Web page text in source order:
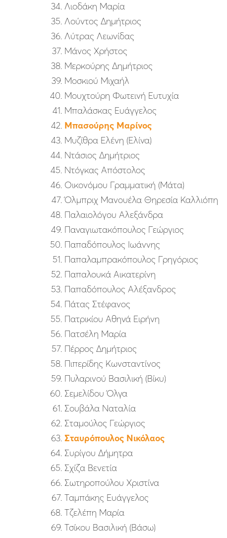
Λιοδάκη Μαρία
Λούντος Δημήτριος
Λύτρας Λεωνίδας
Μάνος Χρήστος
Μερκούρης Δημήτριος
Μοσκιού Μιχαήλ
Μουχτούρη Φωτεινή Ευτυχία
Μπαλάσκας Ευάγγελος
Μπασούρης Μαρίνος
Μυζίθρα Ελένη (Ελίνα)
Ντάσιος Δημήτριος
Ντόγκας Απόστολος
Οικονόμου Γραμματική (Μάτα)
Όλμπριχ Μανουέλα Θηρεσία Καλλιόπη
Παλαιολόγου Αλεξάνδρα
Παναγιωτακόπουλος Γεώργιος
Παπαδόπουλος Ιωάννης
Παπαλαμπρακόπουλος Γρηγόριος
Παπαλουκά Αικατερίνη
Παπαδόπουλος Αλέξανδρος
Πάτας Στέφανος
Πατρικίου Αθηνά Ειρήνη
Πατσέλη Μαρία
Πέρρος Δημήτριος
Πιπερίδης Κωνσταντίνος
Πυλαρινού Βασιλική (Βίκυ)
Σεμελίδου Όλγα
Σουβάλα Ναταλία
Σταμούλος Γεώργιος
Σταυρόπουλος Νικόλαος
Συρίγου Δήμητρα
Σχίζα Βενετία
Σωτηροπούλου Χριστίνα
Ταμπάκης Ευάγγελος
Τζελέπη Μαρία
Τσίκου Βασιλική (Βάσω)